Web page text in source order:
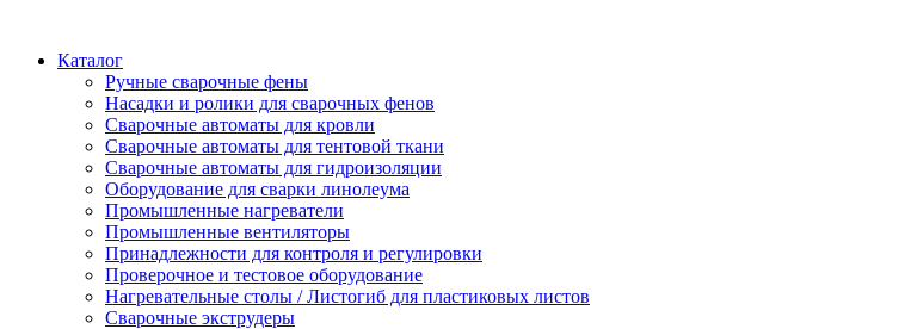
Каталог
Ручные сварочные фены
Насадки и ролики для сварочных фенов
Сварочные автоматы для кровли
Сварочные автоматы для тентовой ткани
Сварочные автоматы для гидроизоляции
Оборудование для сварки линолеума
Промышленные нагреватели
Промышленные вентиляторы
Принадлежности для контроля и регулировки
Проверочное и тестовое оборудование
Нагревательные столы / Листогиб для пластиковых листов
Сварочные экструдеры